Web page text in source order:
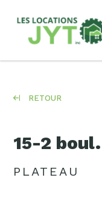
RETOUR
15-2
PLATEAU